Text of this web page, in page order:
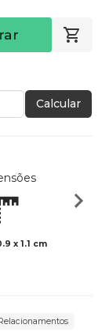
Calcular
x 1.1 cm